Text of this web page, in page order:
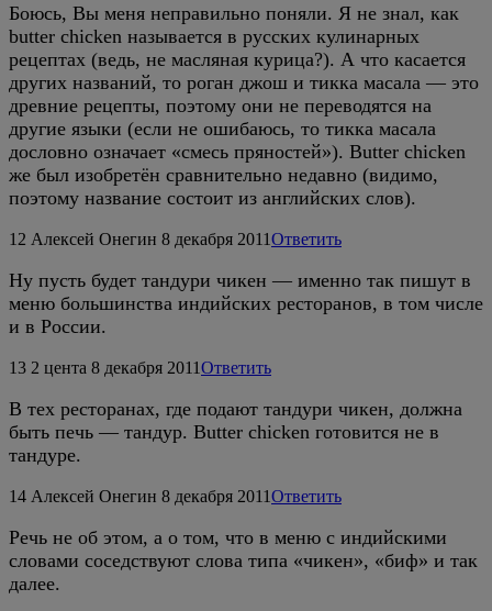
Боюсь, Вы меня неправильно поняли. Я не знал, как
butter chicken называется в русских кулинарных
рецептах (ведь, не масляная курица?). А что касается
других названий, то роган джош и тикка масала — это
древние рецепты, поэтому они не переводятся на
другие языки (если не ошибаюсь, то тикка масала
дословно означает «смесь пряностей»). Butter chicken
же был изобретён сравнительно недавно (видимо,
поэтому название состоит из английских слов).
12 Алексей Онегин 8 декабря 2011Ответить
Ну пусть будет тандури чикен — именно так пишут в
меню большинства индийских ресторанов, в том числе
и в России.
13 2 цента 8 декабря 2011Ответить
В тех ресторанах, где подают тандури чикен, должна
быть печь — тандур. Butter chicken готовится не в
тандуре.
14 Алексей Онегин 8 декабря 2011Ответить
Речь не об этом, а о том, что в меню с индийскими
словами соседствуют слова типа «чикен», «биф» и так
далее.